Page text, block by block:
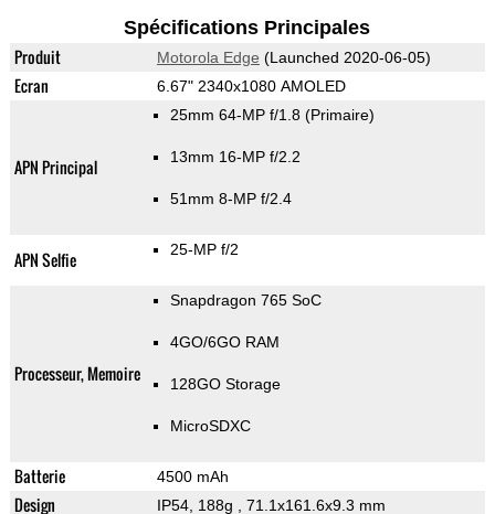
Spécifications Principales
Produit Motorola Edge (Launched 2020-06-05)
Ecran 6.67" 2340x1080 AMOLED
APN Principal
25mm 64-MP f/1.8 (Primaire)
13mm 16-MP f/2.2
51mm 8-MP f/2.4
APN Selfie 25-MP f/2
Processeur, Memoire
Snapdragon 765 SoC
4GO/6GO RAM
128GO Storage
MicroSDXC
Batterie 4500 mAh
Design IP54, 188g , 71.1x161.6x9.3 mm